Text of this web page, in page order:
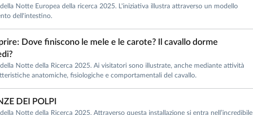
Notte Europea della ricerca 2025. L'iniziativa illustra attraverso un modello
dell'intestino.
Dove finiscono le mele e le carote? Il cavallo dorme
Notte della Ricerca 2025. Ai visitatori sono illustrate, anche mediante attività
anatomiche, fisiologiche e comportamentali del cavallo.
DEI POLPI
Notte della Ricerca 2025. Attraverso questa installazione si entra nell’incredibile